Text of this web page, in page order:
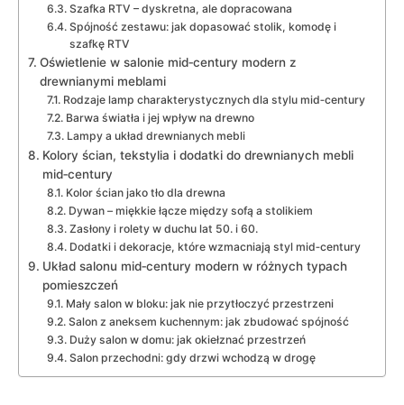
Szafka RTV – dyskretna, ale dopracowana
Spójność zestawu: jak dopasować stolik, komodę i
szafkę RTV
Oświetlenie w salonie mid‑century modern z
drewnianymi meblami
Rodzaje lamp charakterystycznych dla stylu mid‑century
Barwa światła i jej wpływ na drewno
Lampy a układ drewnianych mebli
Kolory ścian, tekstylia i dodatki do drewnianych mebli
mid‑century
Kolor ścian jako tło dla drewna
Dywan – miękkie łącze między sofą a stolikiem
Zasłony i rolety w duchu lat 50. i 60.
Dodatki i dekoracje, które wzmacniają styl mid‑century
Układ salonu mid‑century modern w różnych typach
pomieszczeń
Mały salon w bloku: jak nie przytłoczyć przestrzeni
Salon z aneksem kuchennym: jak zbudować spójność
Duży salon w domu: jak okiełznać przestrzeń
Salon przechodni: gdy drzwi wchodzą w drogę